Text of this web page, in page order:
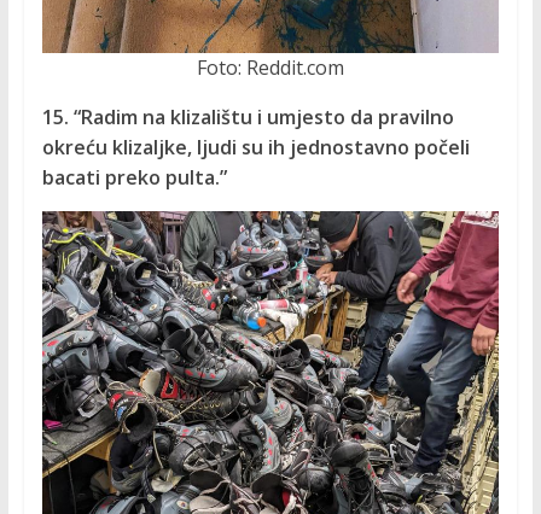
Foto: Reddit.com
15. “Radim na klizalištu i umjesto da pravilno
okreću klizaljke, ljudi su ih jednostavno počeli
bacati preko pulta.”